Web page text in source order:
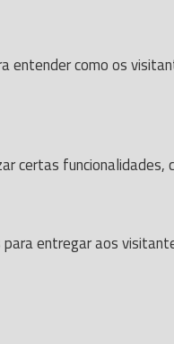
entender como os
certas
entregar aos